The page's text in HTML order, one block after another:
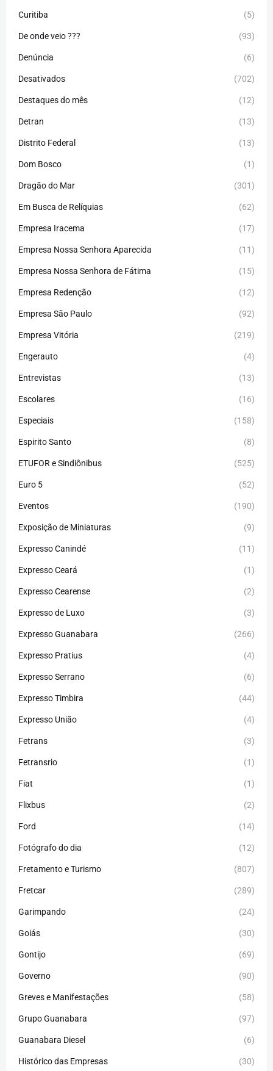
Curitiba (5)
De onde veio ??? (93)
Denúncia (6)
Desativados (702)
Destaques do mês (12)
Detran (13)
Distrito Federal (13)
Dom Bosco (1)
Dragão do Mar (301)
Em Busca de Relíquias (62)
Empresa Iracema (17)
Empresa Nossa Senhora Aparecida (11)
Empresa Nossa Senhora de Fátima (15)
Empresa Redenção (12)
Empresa São Paulo (92)
Empresa Vitória (219)
Engerauto (4)
Entrevistas (13)
Escolares (16)
Especiais (158)
Espirito Santo (8)
ETUFOR e Sindiônibus (525)
Euro 5 (52)
Eventos (190)
Exposição de Miniaturas (9)
Expresso Canindé (11)
Expresso Ceará (1)
Expresso Cearense (2)
Expresso de Luxo (3)
Expresso Guanabara (266)
Expresso Pratius (4)
Expresso Serrano (6)
Expresso Timbira (44)
Expresso União (4)
Fetrans (3)
Fetransrio (1)
Fiat (1)
Flixbus (2)
Ford (14)
Fotógrafo do dia (12)
Fretamento e Turismo (807)
Fretcar (289)
Garimpando (24)
Goiás (30)
Gontijo (69)
Governo (90)
Greves e Manifestações (58)
Grupo Guanabara (97)
Guanabara Diesel (6)
Histórico das Empresas (30)